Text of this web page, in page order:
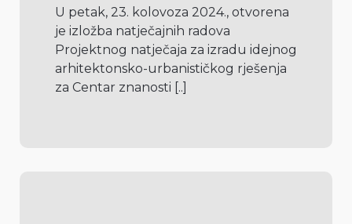
U petak, 23. kolovoza 2024., otvorena
je izložba natječajnih radova
Projektnog natječaja za izradu idejnog
arhitektonsko-urbanističkog rješenja
za Centar znanosti [..]